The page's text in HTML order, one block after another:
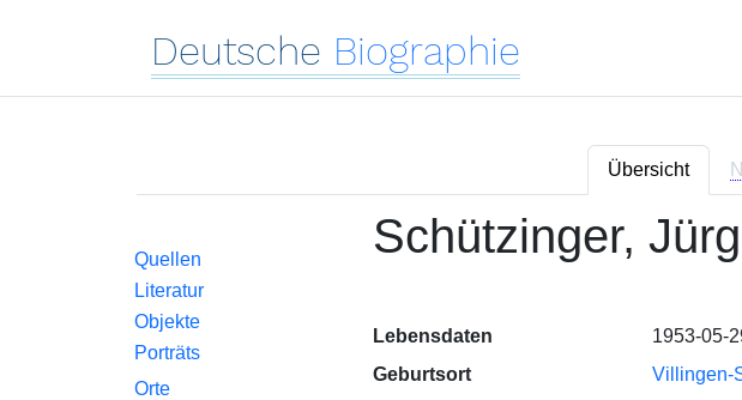
Deutsche Biographie
Übersicht
Quellen
Literatur
Objekte
Porträts
Orte
Schützinger,
Lebensdaten
1953-05-
Geburtsort
Villingen-